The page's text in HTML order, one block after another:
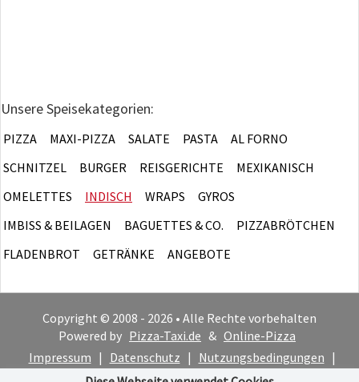
Unsere Speisekategorien:
PIZZA MAXI-PIZZA SALATE PASTA
AL FORNO
SCHNITZEL
BURGER REISGERICHTE
MEXIKANISCH
OMELETTES
INDISCH WRAPS
GYROS
IMBISS & BEILAGEN
BAGUETTES & CO.
PIZZABRÖTCHEN
FLADENBROT
GETRÄNKE ANGEBOTE
Copyright © 2008 - 2026 • Alle Rechte vorbehalten
Powered by Pizza-Taxi.de & Online-Pizza
Impressum | Datenschutz | Nutzungsbedingungen |
Cookie-Hinweis